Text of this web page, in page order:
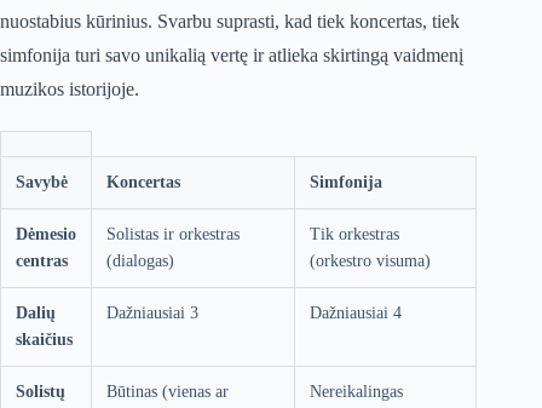
nuostabius kūrinius. Svarbu suprasti, kad tiek koncertas, tiek
simfonija turi savo unikalią vertę ir atlieka skirtingą vaidmenį
muzikos istorijoje.
Savybė Koncertas Simfonija
Dėmesio
centras
Solistas ir orkestras
(dialogas)
Tik orkestras
(orkestro visuma)
Dalių
skaičius
Dažniausiai 3 Dažniausiai 4
Solistų
Būtinas (vienas ar
Nereikalingas